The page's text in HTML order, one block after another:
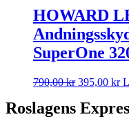
HOWARD
SuperOne
790,00kr 395,00 kr
Roslagens